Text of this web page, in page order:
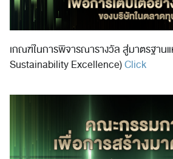
เกณฑ์ในการพิจารณารางวัล สู่มาตรฐาน
Sustainability Excellence)Click